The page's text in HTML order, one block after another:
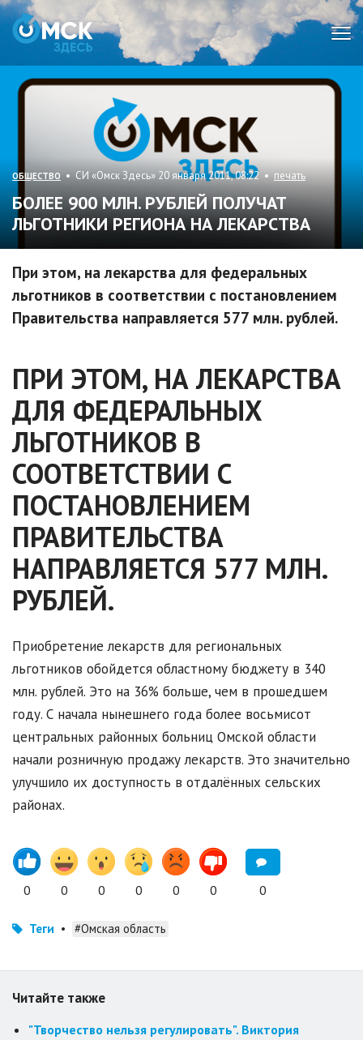
ОБЩЕСТВО • СИ «Омск Здесь» 20 января 2011, 08:22 • печать
БОЛЕЕ 900 МЛН. РУБЛЕЙ ПОЛУЧАТ
ЛЬГОТНИКИ РЕГИОНА НА ЛЕКАРСТВА
При этом, на лекарства для федеральных
льготников в соответствии с постановлением
Правительства направляется 577 млн. рублей.
ПРИ ЭТОМ, НА ЛЕКАРСТВА
ДЛЯ ФЕДЕРАЛЬНЫХ
ЛЬГОТНИКОВ В
СООТВЕТСТВИИ С
ПОСТАНОВЛЕНИЕМ
ПРАВИТЕЛЬСТВА
НАПРАВЛЯЕТСЯ 577 МЛН.
РУБЛЕЙ.
Приобретение лекарств для региональных
льготников обойдется областному бюджету в 340
млн. рублей. Это на 36% больше, чем в прошедшем
году. С начала нынешнего года более восьмисот
центральных районных больниц Омской области
начали розничную продажу лекарств. Это значительно
улучшило их доступность в отдалённых сельских
районах.
0 0 0 0 0 0 0
Теги • #Омская область
Читайте также
"Творчество нельзя регулировать". Виктория